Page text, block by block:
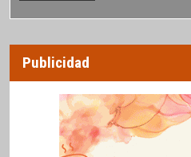
Publicidad